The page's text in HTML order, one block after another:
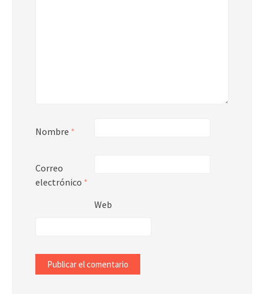
Nombre *
Correo
electrónico *
Web